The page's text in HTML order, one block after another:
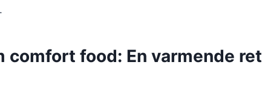
comfort food: En varmende ret